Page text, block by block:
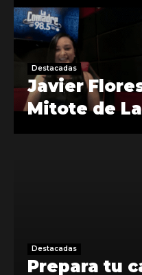
Destacadas
Javier
Mitote de
Destacadas
Prepara tu